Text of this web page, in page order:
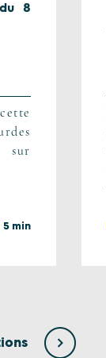
8
sur
5 min